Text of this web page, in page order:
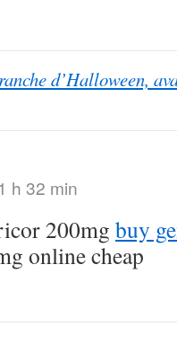
d’Halloween,
h 32 min
200mg buy
online cheap